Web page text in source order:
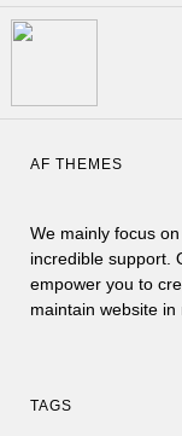
AF THEMES
We mainly focus
incredible support.
empower you to
maintain website in
TAGS